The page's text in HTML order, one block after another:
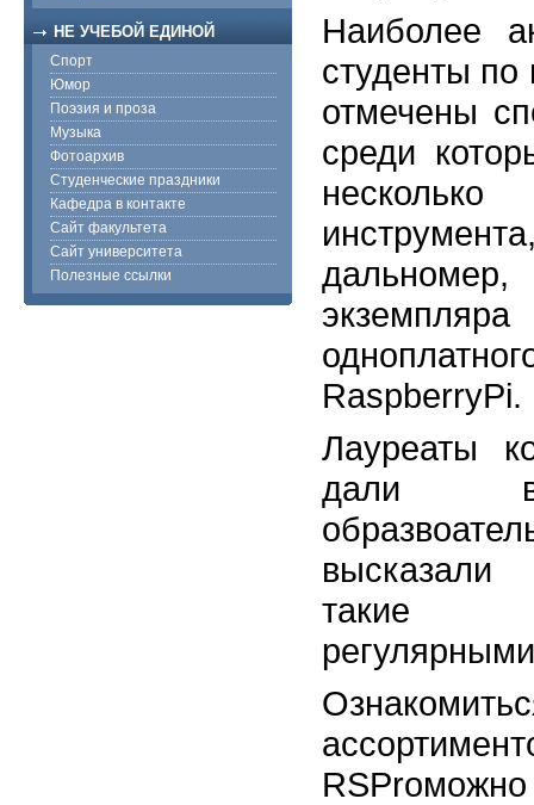
НЕ УЧЕБОЙ ЕДИНОЙ
Спорт
Юмор
Поэзия и проза
Музыка
Фотоархив
Студенческие праздники
Кафедра в контакте
Сайт факультета
Сайт университета
Полезные ссылки
Наиболее
студенты
отмечены
среди
несколько
RaspberryPi.
Лауреаты
дали
высказали
такие